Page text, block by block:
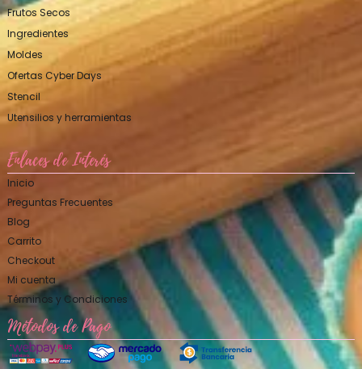
Frutos Secos
Ingredientes
Moldes
Ofertas Cyber Days
Stencil
Utensilios y herramientas
Enlaces de Interés
Inicio
Preguntas Frecuentes
Blog
Carrito
Checkout
Mi cuenta
Términos y Condiciones
Métodos de Pago